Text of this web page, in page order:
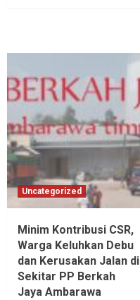
Uncategorized
Minim Kontribusi CSR,
Warga Keluhkan Debu
dan Kerusakan Jalan di
Sekitar PP Berkah
Jaya Ambarawa‎